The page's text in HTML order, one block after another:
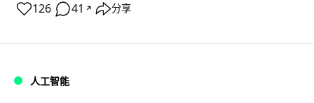
126 41 ↗ 分享
人工智能